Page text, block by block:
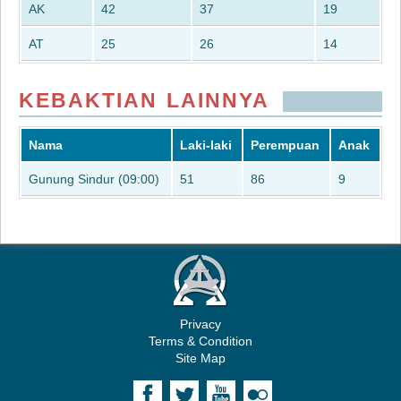
AK 42 37 19
AT 25 26 14
KEBAKTIAN LAINNYA
Nama Laki-laki Perempuan Anak
Gunung Sindur (09:00) 51 86 9
Privacy
Terms & Condition
Site Map